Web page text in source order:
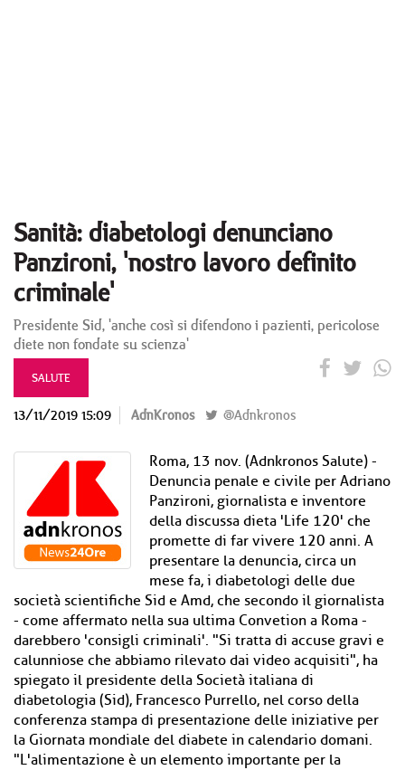
Sanità: diabetologi denunciano
Panzironi, 'nostro lavoro definito
criminale'
Presidente Sid, 'anche così si difendono i pazienti, pericolose
diete non fondate su scienza'
SALUTE
13/11/2019 15:09 AdnKronos @Adnkronos
Roma, 13 nov. (Adnkronos Salute) -
Denuncia penale e civile per Adriano
Panzironi, giornalista e inventore
della discussa dieta 'Life 120' che
promette di far vivere 120 anni. A
presentare la denuncia, circa un
mese fa, i diabetologi delle due
società scientifiche Sid e Amd, che secondo il giornalista
- come affermato nella sua ultima Convetion a Roma -
darebbero 'consigli criminali'. "Si tratta di accuse gravi e
calunniose che abbiamo rilevato dai video acquisiti", ha
spiegato il presidente della Società italiana di
diabetologia (Sid), Francesco Purrello, nel corso della
conferenza stampa di presentazione delle iniziative per
la Giornata mondiale del diabete in calendario domani.
"L'alimentazione è un elemento importante per la